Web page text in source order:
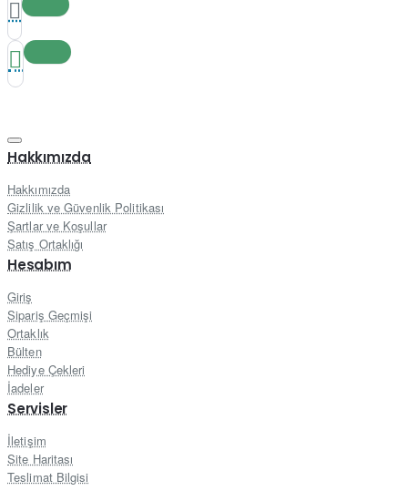
Hakkımızda
Hakkımızda
Gizlilik ve Güvenlik Politikası
Şartlar ve Koşullar
Satış Ortaklığı
Hesabım
Giriş
Sipariş Geçmişi
Ortaklık
Bülten
Hediye Çekleri
İadeler
Servisler
İletişim
Site Haritası
Teslimat Bilgisi